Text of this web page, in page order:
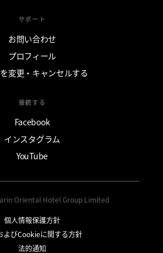
サポート
お問い合わせ
プロフィール
変更・キャンセルする
接続する
Facebook
インスタグラム
YouTube
Oriental Hotel Group Limited
個人情報保護方針
よびCookieに関する方針
法的通知